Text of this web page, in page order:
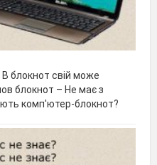
блокнот свій може
блокнот – Не має з
комп'ютер-блокнот?